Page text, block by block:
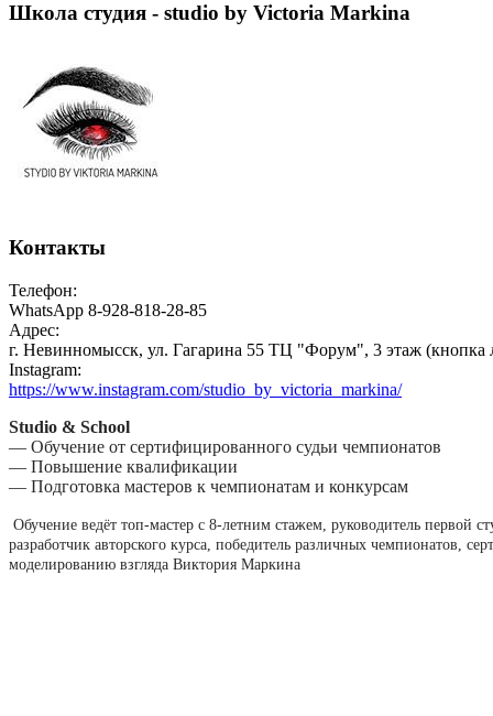
Школа студия - studio by Victoria Markina
Контакты
Телефон:
WhatsApp 8-928-818-28-85
Адрес:
г. Невинномысск, ул. Гагарина 55 ТЦ "Форум", 3 этаж (кнопка
Instagram:
https://www.instagram.com/studio_by_victoria_markina/
Studio & School
— Обучение от сертифицированного судьи чемпионатов
— Повышение квалификации
— Подготовка мастеров к чемпионатам и конкурсам
Обучение ведёт топ-мастер с 8-летним стажем, руководитель первой
разработчик авторского курса, победитель различных чемпионатов,
моделированию взгляда Виктория Маркина